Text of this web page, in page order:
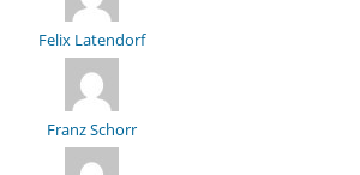
Felix Latendorf
Franz Schorr